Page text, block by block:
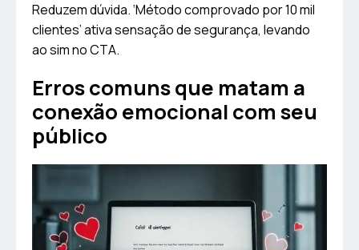
Reduzem dúvida. ‘Método comprovado por 10 mil
clientes’ ativa sensação de segurança, levando
ao sim no CTA.
Erros comuns que matam a
conexão emocional com seu
público